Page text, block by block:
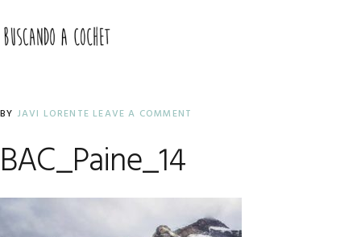
to
primary
to
main
to
primary
BY JAVI LORENTE LEAVE A COMMENT
BAC_Paine_14